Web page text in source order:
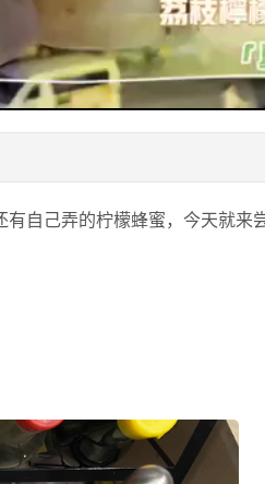
V
i
d
e
自己弄的柠檬蜂蜜，今天就来